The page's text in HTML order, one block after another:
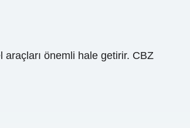
araçları önemli hale getirir. CBZ